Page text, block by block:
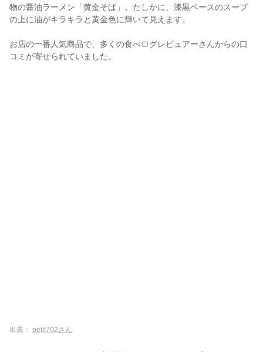
物の醤油ラーメン「黄金そば」。たしかに、漆黒ベースのスープ
の上に油がキラキラと黄金色に輝いて見えます。
お店の一番人気商品で、多くの食べログレビュアーさんからの口
コミが寄せられていました。
出典： petit702さん